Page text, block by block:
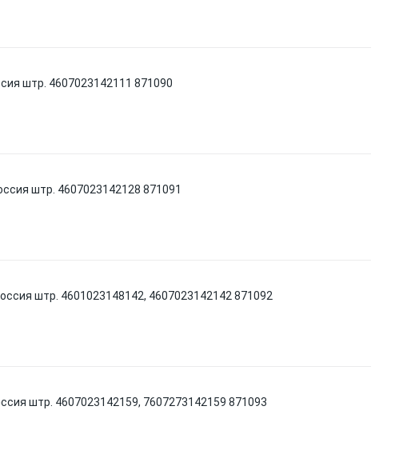
штр. 4607023142111 871090
штр. 4607023142128 871091
штр. 4601023148142, 4607023142142 871092
штр. 4607023142159, 7607273142159 871093